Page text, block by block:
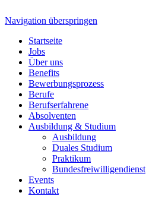
Navigation überspringen
Startseite
Jobs
Über uns
Benefits
Bewerbungsprozess
Berufe
Berufserfahrene
Absolventen
Ausbildung & Studium
Ausbildung
Duales Studium
Praktikum
Bundesfreiwilligendienst
Events
Kontakt